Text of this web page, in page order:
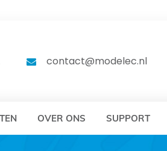
contact@modelec.nl
OVER ONS SUPPORT